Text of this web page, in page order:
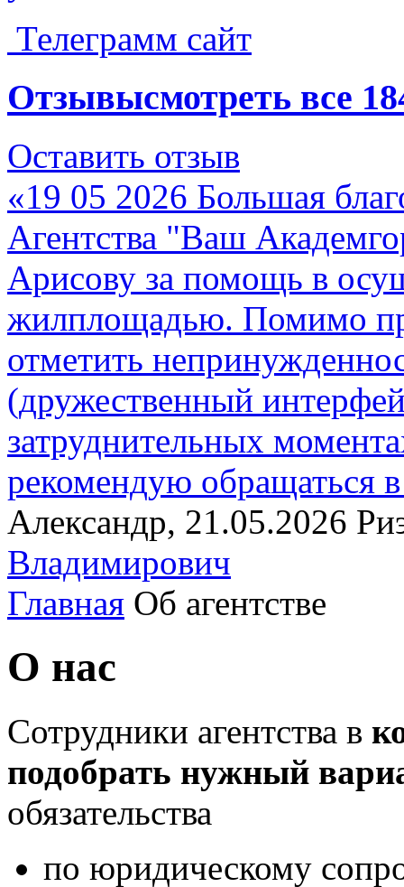
Телеграмм сайт
Отзывысмотреть все
Оставить отзыв
«19 05 2026 Большая
Агентства "Ваш
Арисову за помощь в
жилплощадью. Помимо
отметить
(дружественный
затруднительных
рекомендую обращаться
Александр, 21.05.2026
Владимирович
Главная Об агентстве
О нас
Сотрудники агентства в
подобрать нужный
обязательства
по юридическому